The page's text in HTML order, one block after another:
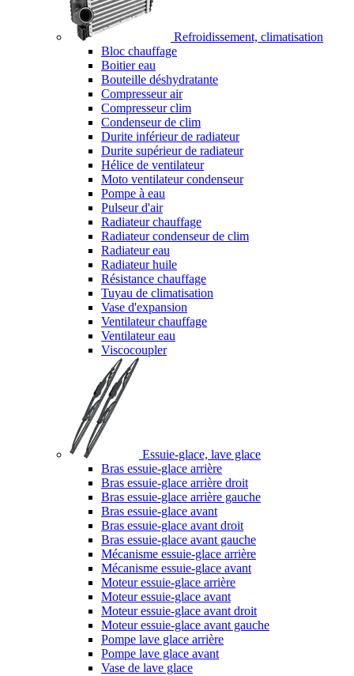
Refroidissement, climatisation
Bloc chauffage
Boitier eau
Bouteille déshydratante
Compresseur air
Compresseur clim
Condenseur de clim
Durite inférieur de radiateur
Durite supérieur de radiateur
Hélice de ventilateur
Moto ventilateur condenseur
Pompe à eau
Pulseur d'air
Radiateur chauffage
Radiateur condenseur de clim
Radiateur eau
Radiateur huile
Résistance chauffage
Tuyau de climatisation
Vase d'expansion
Ventilateur chauffage
Ventilateur eau
Viscocoupler
Essuie-glace, lave glace
Bras essuie-glace arrière
Bras essuie-glace arrière droit
Bras essuie-glace arrière gauche
Bras essuie-glace avant
Bras essuie-glace avant droit
Bras essuie-glace avant gauche
Mécanisme essuie-glace arrière
Mécanisme essuie-glace avant
Moteur essuie-glace arrière
Moteur essuie-glace avant
Moteur essuie-glace avant droit
Moteur essuie-glace avant gauche
Pompe lave glace arrière
Pompe lave glace avant
Vase de lave glace